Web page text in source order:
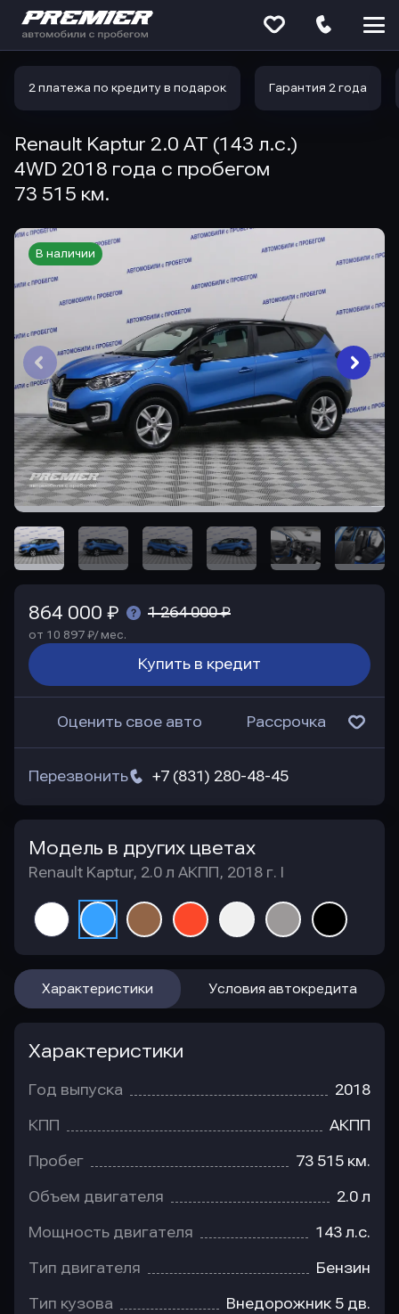
2 платежа по кредиту в подарок Гарантия 2 года
Renault Kaptur 2.0 AT (143 л.с.)
4WD 2018 года с пробегом
73 515 км.
В наличии
864 000 ₽ 1 264 000 ₽
от 10 897 ₽/ мес.
Купить в кредит
Оценить свое авто Рассрочка
+7 (831) 280-48-45
Перезвонить
Модель в других цветах
Renault Kaptur, 2.0 л АКПП, 2018 г. I
Характеристики Условия автокредита
Характеристики
Год выпуска 2018
КПП АКПП
Пробег 73 515 км.
Объем двигателя 2.0 л
Мощность двигателя 143 л.с.
Тип двигателя Бензин
Тип кузова Внедорожник 5 дв.